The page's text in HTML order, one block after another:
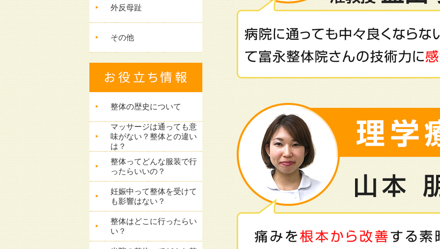
外反母趾
その他
整体の歴史について
マッサージは通っても意
味がない？整体との違い
は？
整体ってどんな服装で行
ったらいいの？
妊娠中って整体を受けて
も影響はない？
整体はどこに行ったらい
い？